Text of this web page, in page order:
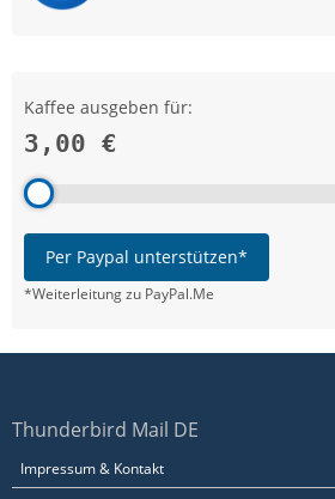
Kaffee ausgeben für:
3,00 €
Per Paypal unterstützen*
*Weiterleitung zu PayPal.Me
Thunderbird Mail DE
Impressum & Kontakt